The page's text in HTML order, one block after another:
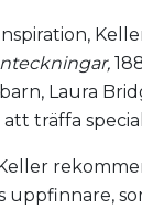
Laura
träffa
uppfinnare,